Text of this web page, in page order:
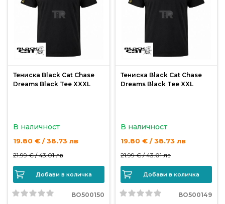
поводи
Плувки
риболов
риболов
Сонари
За
Тениска Black Cat Chase
Dreams Black Tee XXXL
В наличност
19.80 € / 38.73 лв
21.99 € /43.01 лв
Добави в количка
BO500150
Тениска Black Cat Chase
Dreams Black Tee XXL
В наличност
19.80 € / 38.73 лв
21.99 € /43.01 лв
Добави в количка
BO500149